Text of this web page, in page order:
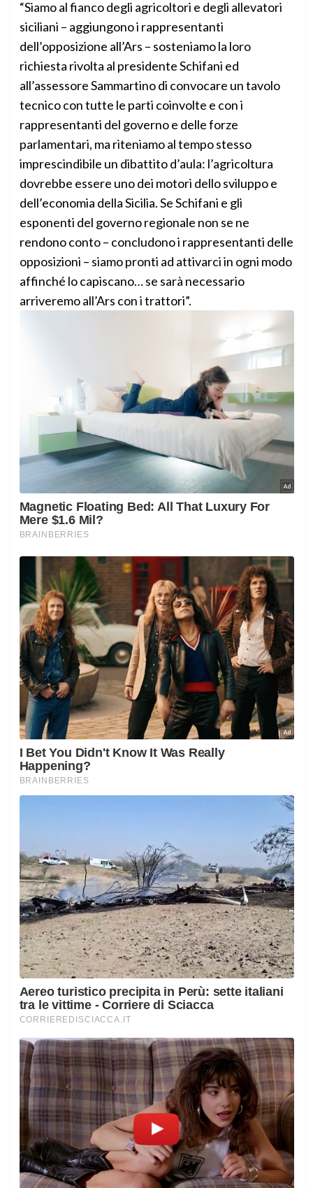
“Siamo al fianco degli agricoltori e degli allevatori
siciliani – aggiungono i rappresentanti
dell’opposizione all’Ars – sosteniamo la loro
richiesta rivolta al presidente Schifani ed
all’assessore Sammartino di convocare un tavolo
tecnico con tutte le parti coinvolte e con i
rappresentanti del governo e delle forze
parlamentari, ma riteniamo al tempo stesso
imprescindibile un dibattito d’aula: l’agricoltura
dovrebbe essere uno dei motori dello sviluppo e
dell’economia della Sicilia. Se Schifani e gli
esponenti del governo regionale non se ne
rendono conto – concludono i rappresentanti delle
opposizioni – siamo pronti ad attivarci in ogni modo
affinché lo capiscano… se sarà necessario
arriveremo all’Ars con i trattori”.